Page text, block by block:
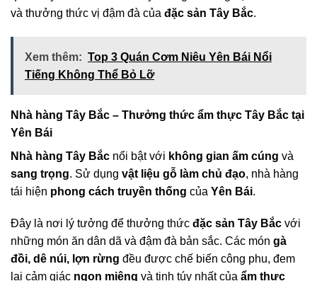
và thưởng thức vị đậm đà của đặc sản Tây Bắc.
Xem thêm: Top 3 Quán Cơm Niêu Yên Bái Nổi
Tiếng Không Thể Bỏ Lỡ
Nhà hàng Tây Bắc – Thưởng thức ẩm thực Tây Bắc tại
Yên Bái
Nhà hàng Tây Bắc nổi bật với không gian ấm cúng và
sang trọng. Sử dụng vật liệu gỗ làm chủ đạo, nhà hàng
tái hiện phong cách truyền thống của Yên Bái.
Đây là nơi lý tưởng để thưởng thức đặc sản Tây Bắc với
những món ăn dân dã và đậm đà bản sắc. Các món gà
đồi, dê núi, lợn rừng đều được chế biến công phu, đem
lại cảm giác ngon miệng và tinh túy nhất của ẩm thực